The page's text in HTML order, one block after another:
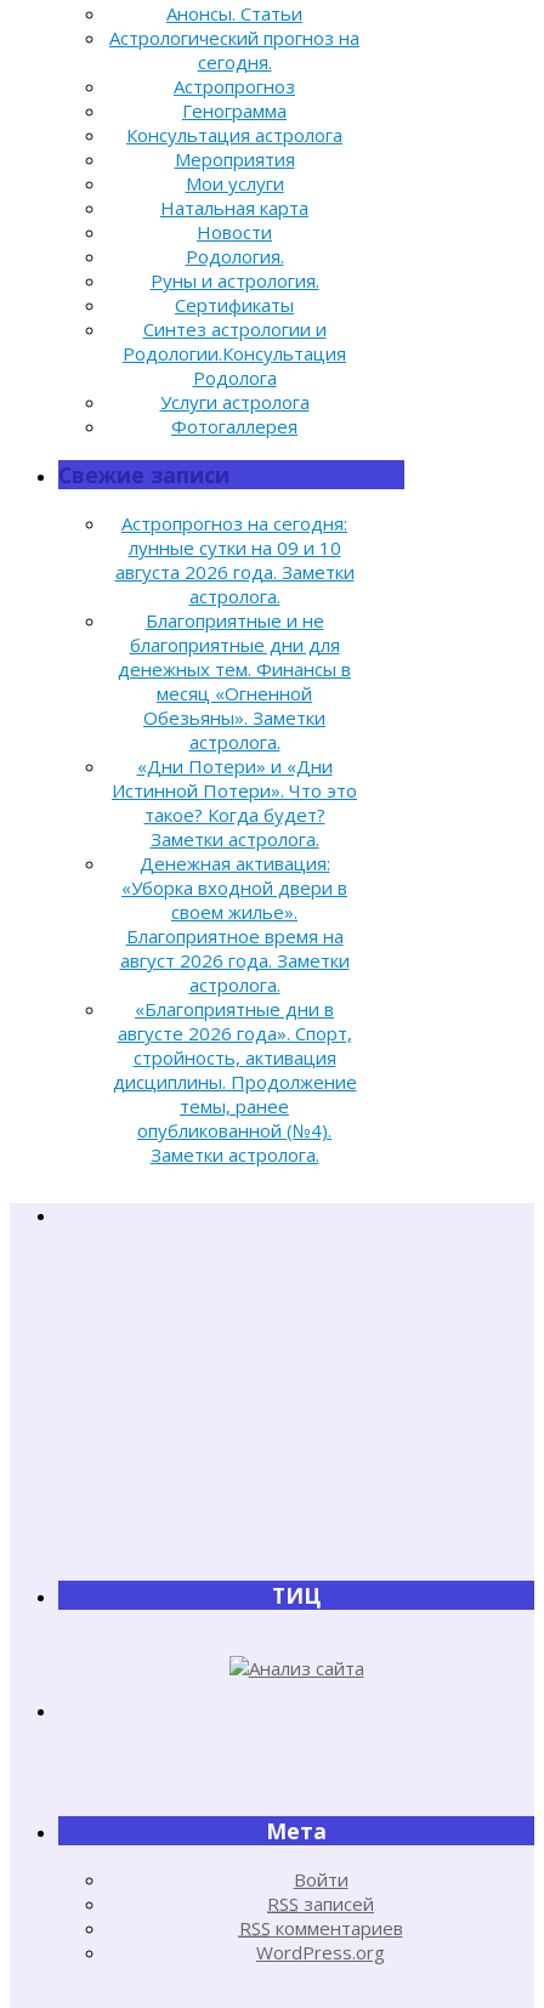
Анонсы. Статьи
Астрологический прогноз на
сегодня.
Астропрогноз
Генограмма
Консультация астролога
Мероприятия
Мои услуги
Натальная карта
Новости
Родология.
Руны и астрология.
Сертификаты
Синтез астрологии и
Родологии.Консультация
Родолога
Услуги астролога
Фотогаллерея
Свежие записи
Астропрогноз на сегодня:
лунные сутки на 09 и 10
августа 2026 года. Заметки
астролога.
Благоприятные и не
благоприятные дни для
денежных тем. Финансы в
месяц «Огненной
Обезьяны». Заметки
астролога.
«Дни Потери» и «Дни
Истинной Потери». Что это
такое? Когда будет?
Заметки астролога.
Денежная активация:
«Уборка входной двери в
своем жилье».
Благоприятное время на
август 2026 года. Заметки
астролога.
«Благоприятные дни в
августе 2026 года». Спорт,
стройность, активация
дисциплины. Продолжение
темы, ранее
опубликованной (№4).
Заметки астролога.
ТИЦ
Мета
Войти
RSS записей
RSS комментариев
WordPress.org